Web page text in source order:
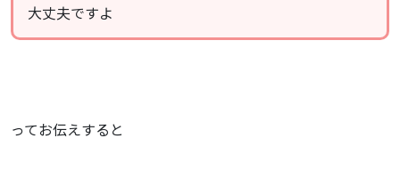
大丈夫ですよ
ってお伝えすると